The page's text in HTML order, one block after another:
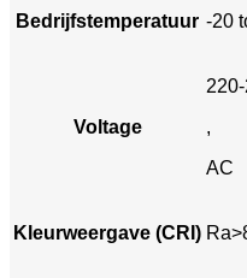
Bedrijfstemperatuur -20
Voltage
,
AC
Kleurweergave (CRI)